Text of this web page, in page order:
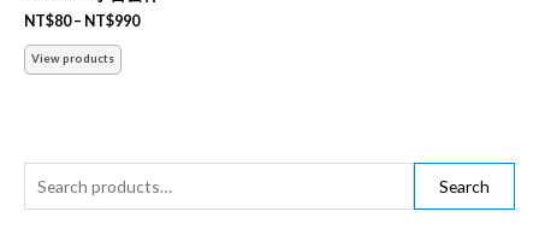
e
Search
NT$80– NT$990
View products